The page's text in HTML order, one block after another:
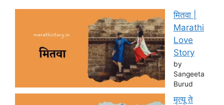
मितवा |
Marathi
Love
Story
by
Sangeeta
Burud
मृत्यू ते